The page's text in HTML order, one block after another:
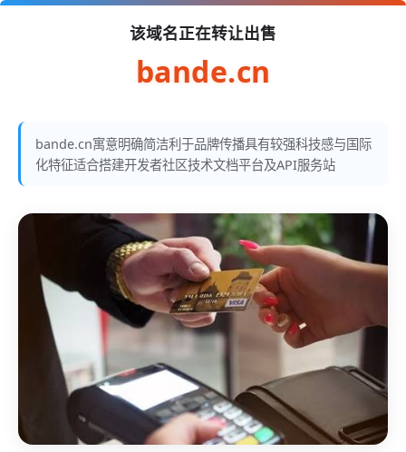
该域名正在转让出售
bande.cn
bande.cn寓意明确简洁利于品牌传播具有较强科技感与国际
化特征适合搭建开发者社区技术文档平台及API服务站